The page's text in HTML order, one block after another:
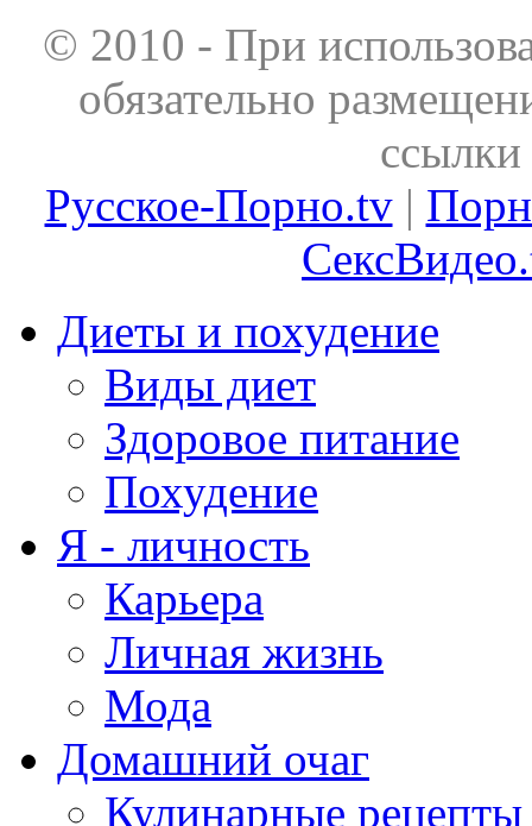
© 2010 - При
обязательно
ссылки
Русское-Порно.tv|
Диеты и похудение
Виды диет
Здоровое питание
Похудение
Я - личность
Карьера
Личная жизнь
Мода
Домашний очаг
Кулинарные рецепты